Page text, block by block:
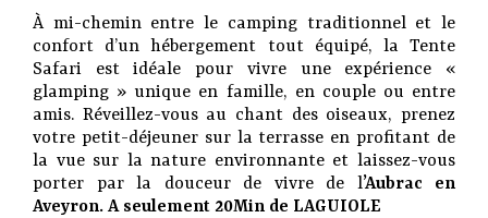
À mi-chemin entre le camping traditionnel et le
confort d’un hébergement tout équipé, la Tente
Safari est idéale pour vivre une expérience «
glamping » unique en famille, en couple ou entre
amis. Réveillez-vous au chant des oiseaux, prenez
votre petit-déjeuner sur la terrasse en profitant de
la vue sur la nature environnante et laissez-vous
porter par la douceur de vivre de l’Aubrac en
Aveyron. A seulement 20Min de LAGUIOLE